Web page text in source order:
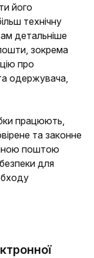
його
технічну
детальніше
зокрема
про
одержувача,
працюють,
та законне
поштою
для